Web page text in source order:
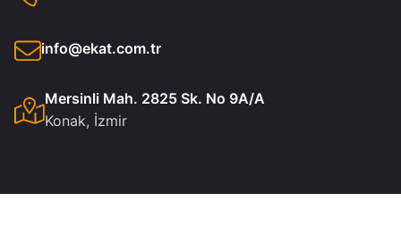
info@ekat.com.tr
Mersinli Mah. 2825 Sk. No 9A/A
Konak, İzmir